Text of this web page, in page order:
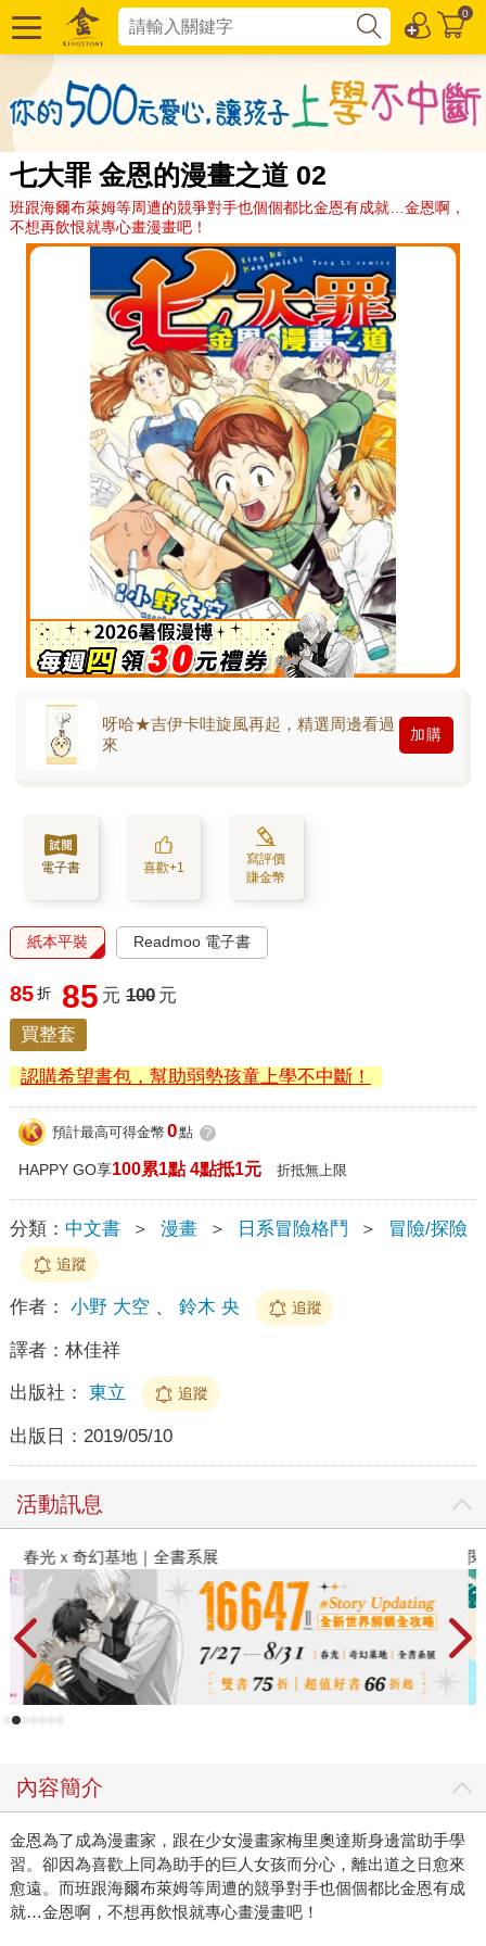
0
七大罪 金恩的漫畫之道 02
班跟海爾布萊姆等周遭的競爭對手也個個都比金恩有成就…金恩啊，
不想再飲恨就專心畫漫畫吧！
呀哈★吉伊卡哇旋風再起，精選周邊看過
來
加購
電子書 喜歡+1
寫評價
賺金幣
紙本平裝 Readmoo 電子書
85 折 85 元 100 元
買整套
認購希望書包，幫助弱勢孩童上學不中斷！
預計最高可得金幣 0點 ?
HAPPY GO享100累1點 4點抵1元 折抵無上限
分類： 中文書 ＞ 漫畫 ＞ 日系冒險格鬥 ＞ 冒險/探險
追蹤
作者： 小野 大空 、 鈴木 央 追蹤
譯者： 林佳祥
出版社： 東立 追蹤
出版日： 2019/05/10
活動訊息
春光ｘ奇幻基地｜全書系展
內容簡介
金恩為了成為漫畫家，跟在少女漫畫家梅里奧達斯身邊當助手學
習。卻因為喜歡上同為助手的巨人女孩而分心，離出道之日愈來
愈遠。而班跟海爾布萊姆等周遭的競爭對手也個個都比金恩有成
就…金恩啊，不想再飲恨就專心畫漫畫吧！